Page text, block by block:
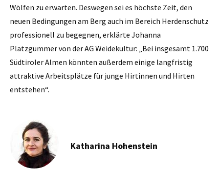
Wölfen zu erwarten. Deswegen sei es höchste Zeit, den
neuen Bedingungen am Berg auch im Bereich Herdenschutz
professionell zu begegnen, erklärte Johanna
Platzgummer von der AG Weidekultur: „Bei insgesamt 1.700
Südtiroler Almen könnten außerdem einige langfristig
attraktive Arbeitsplätze für junge Hirtinnen und Hirten
entstehen“.
Katharina Hohenstein